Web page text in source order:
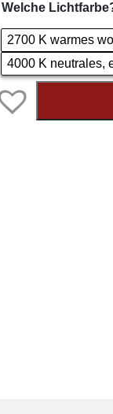
Welche
2700 K warmes
4000 K neutrales,